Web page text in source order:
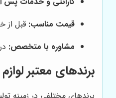
قیمت مناسب: قبل از
مشاوره با متخصص:
برندهای معتبر